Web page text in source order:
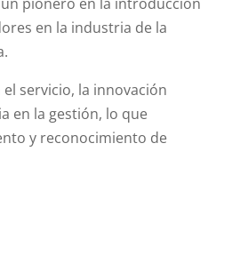
en la industria de la
servicio, la innovación
en la gestión, lo que
y reconocimiento de